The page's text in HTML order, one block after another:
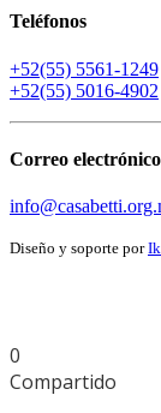
Teléfonos
+52(55) 5561-1249
+52(55) 5016-4902
Correo electrónico
Diseño y soporte por
0
Compartido